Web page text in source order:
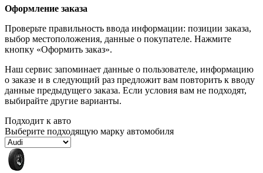
Оформление заказа
Проверьте правильность ввода информации: позиции заказа,
выбор местоположения, данные о покупателе. Нажмите
кнопку «Оформить заказ».
Наш сервис запоминает данные о пользователе, информацию
о заказе и в следующий раз предложит вам повторить к вводу
данные предыдущего заказа. Если условия вам не подходят,
выбирайте другие варианты.
Подходит к авто
Выберите подходящую марку автомобиля